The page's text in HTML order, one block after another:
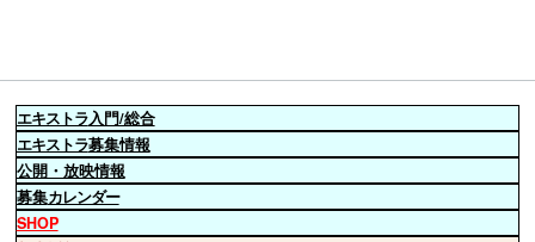
エキストラ入門/総合
エキストラ募集情報
公開・放映情報
募集カレンダー
SHOP